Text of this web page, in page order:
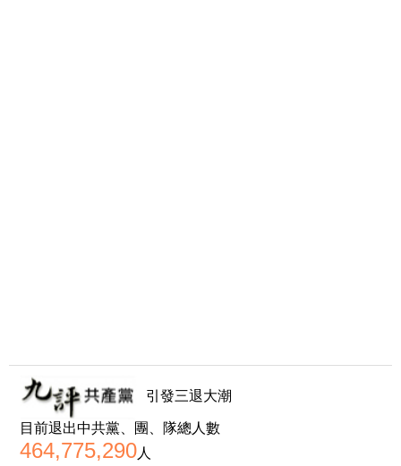
引發三退大潮
目前退出中共黨、團、隊總人數
464,775,290人